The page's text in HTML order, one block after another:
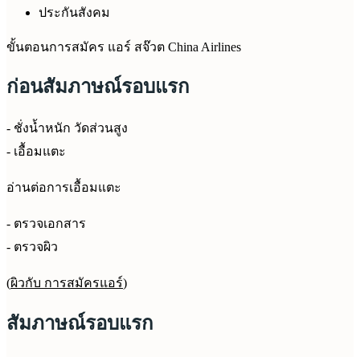
ประกันสังคม
ขั้นตอนการสมัคร แอร์ สจ๊วต China Airlines
ก่อนสัมภาษณ์รอบแรก
- ชั่งน้ำหนัก วัดส่วนสูง
- เอื้อมแตะ
อ่านต่อการเอื้อมแตะ
- ตรวจเอกสาร
- ตรวจผิว
(ผิวกับ การสมัครแอร์)
สัมภาษณ์รอบแรก